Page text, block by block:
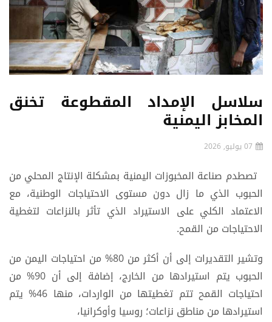
سلاسل الإمداد المقطوعة تخنق
المخابز اليمنية
07 يوليو, 2026
تصطدم صناعة المخبوزات اليمنية بمشكلة الإنتاج المحلي من
الحبوب الذي ما زال دون مستوى الاحتياجات الوطنية، مع
الاعتماد الكلي على الاستيراد الذي تأثر بالنزاعات لتغطية
الاحتياجات من القمح.
وتشير التقديرات إلى أن أكثر من 80% من احتياجات اليمن من
الحبوب يتم استيرادها من الخارج، إضافة إلى أن 90% من
احتياجات القمح تتم تغطيتها من الواردات، منها 46% يتم
استيرادها من مناطق نزاعات؛ روسيا وأوكرانيا،